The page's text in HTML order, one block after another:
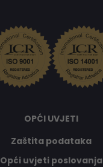
OPĆI UVJETI
Zaštita podataka
Opći uvjeti poslovanja